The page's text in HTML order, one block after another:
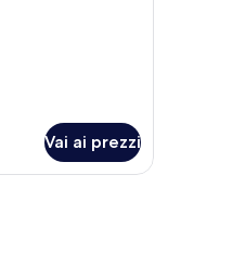
Vai ai prezzi